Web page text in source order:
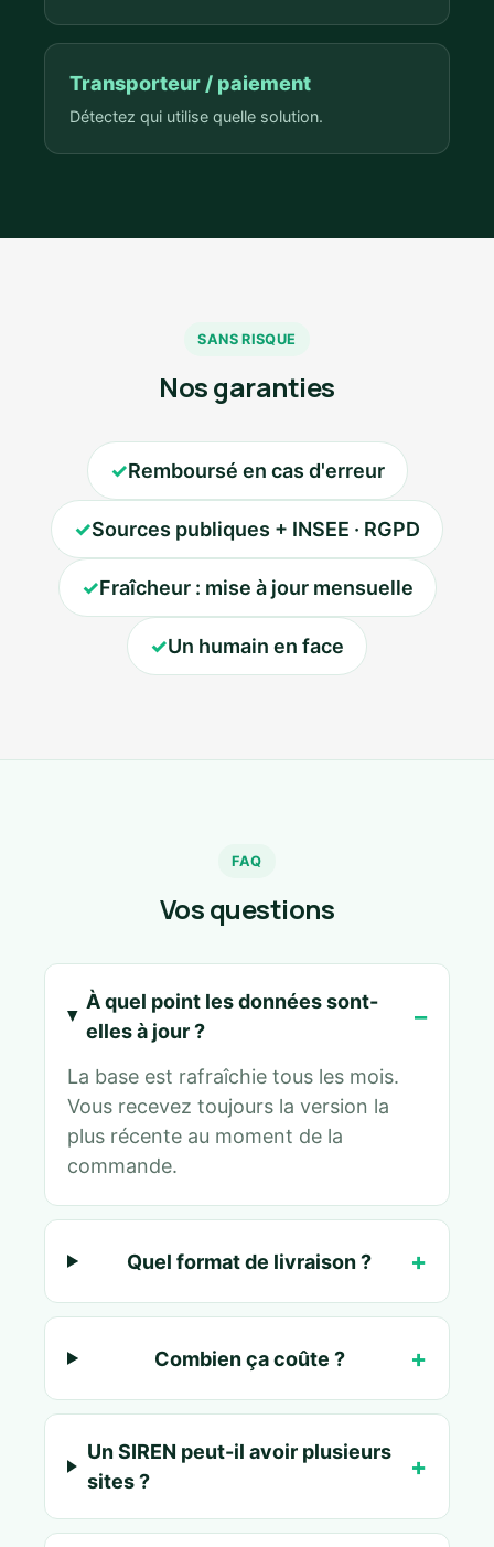
Transporteur / paiement
Détectez qui utilise quelle solution.
SANS RISQUE
Nos garanties
✓Remboursé en cas d'erreur
✓Sources publiques + INSEE · RGPD
✓Fraîcheur : mise à jour mensuelle
✓Un humain en face
FAQ
Vos questions
À quel point les données sont-
elles à jour ?
La base est rafraîchie tous les mois.
Vous recevez toujours la version la
plus récente au moment de la
commande.
Quel format de livraison ?
Combien ça coûte ?
Un SIREN peut-il avoir plusieurs
sites ?